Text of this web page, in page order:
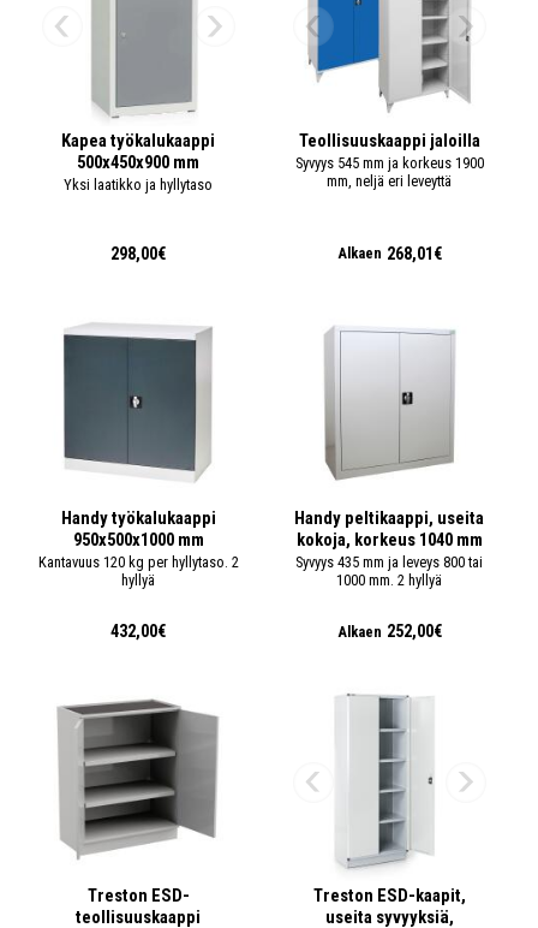
Kapea työkalukaappi
500x450x900 mm
Yksi laatikko ja hyllytaso
298,00€
Teollisuuskaappi jaloilla
Syvyys 545 mm ja korkeus 1900
mm, neljä eri leveyttä
Alkaen 268,01€
Handy työkalukaappi
950x500x1000 mm
Kantavuus 120 kg per hyllytaso. 2
hyllyä
432,00€
Handy peltikaappi, useita
kokoja, korkeus 1040 mm
Syvyys 435 mm ja leveys 800 tai
1000 mm. 2 hyllyä
Alkaen 252,00€
Treston ESD-
teollisuuskaappi
Treston ESD-kaapit,
useita syvyyksiä,